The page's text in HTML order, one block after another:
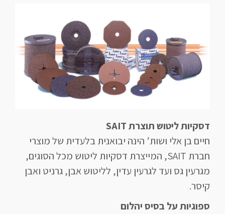
דסקיות ליטוש תוצרת SAIT
חיים בן אלי ושות’ הינה יבואנית בלעדית של מוצרי
חברת SAIT, המייצרת דסקיות ליטוש מכל הסוגים,
מגרעין גס ועד לגרעין עדין, לליטוש אבן, גרניט ואבן
קיסר.
ספוגיות על בסיס יהלום